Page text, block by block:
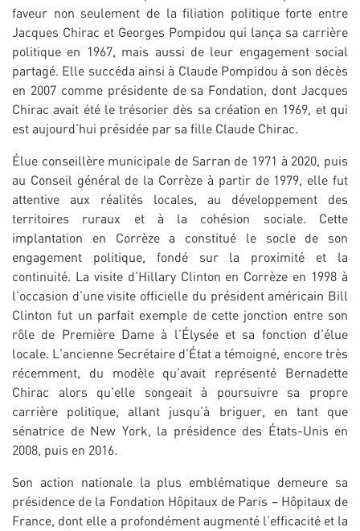
faveur non seulement de la filiation politique forte entre
Jacques Chirac et Georges Pompidou qui lança sa carrière
politique en 1967, mais aussi de leur engagement social
partagé. Elle succéda ainsi à Claude Pompidou à son décès
en 2007 comme présidente de sa Fondation, dont Jacques
Chirac avait été le trésorier dès sa création en 1969, et qui
est aujourd’hui présidée par sa fille Claude Chirac.
Élue conseillère municipale de Sarran de 1971 à 2020, puis
au Conseil général de la Corrèze à partir de 1979, elle fut
attentive aux réalités locales, au développement des
territoires ruraux et à la cohésion sociale. Cette
implantation en Corrèze a constitué le socle de son
engagement politique, fondé sur la proximité et la
continuité. La visite d’Hillary Clinton en Corrèze en 1998 à
l’occasion d’une visite officielle du président américain Bill
Clinton fut un parfait exemple de cette jonction entre son
rôle de Première Dame à l’Élysée et sa fonction d’élue
locale. L’ancienne Secrétaire d’État a témoigné, encore très
récemment, du modèle qu’avait représenté Bernadette
Chirac alors qu’elle songeait à poursuivre sa propre
carrière politique, allant jusqu’à briguer, en tant que
sénatrice de New York, la présidence des États-Unis en
2008, puis en 2016.
Son action nationale la plus emblématique demeure sa
présidence de la Fondation Hôpitaux de Paris – Hôpitaux de
France, dont elle a profondément augmenté l’efficacité et la